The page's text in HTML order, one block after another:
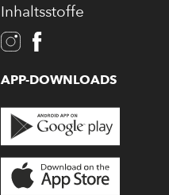
Inhaltsstoffe
APP-DOWNLOADS